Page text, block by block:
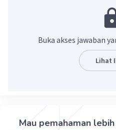
manusia dengan
membantu manusia
aktivitas dan
Beri Rating· 0 )
Buka akses jawaban
Lihat
Mau pemahaman